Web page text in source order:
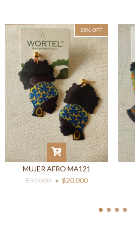
33% OFF
MUJER AFRO MA121
$30.000
$20.000